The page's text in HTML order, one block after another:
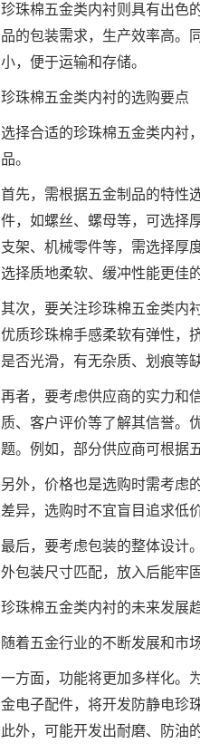
珍珠棉五金类内衬则具有出色
品的包装需求，生产效率高。
小，便于运输和存储。
珍珠棉五金类内衬的选购要点
选择合适的珍珠棉五金类内衬
品。
首先，需根据五金制品的特性
件，如螺丝、螺母等，可选择
支架、机械零件等，需选择厚
选择质地柔软、缓冲性能更佳
其次，要关注珍珠棉五金类内
优质珍珠棉手感柔软有弹性，
是否光滑，有无杂质、划痕等
再者，要考虑供应商的实力和
质、客户评价等了解其信誉。
题。例如，部分供应商可根据
另外，价格也是选购时需考虑
差异，选购时不宜盲目追求低
最后，要考虑包装的整体设计
外包装尺寸匹配，放入后能牢
珍珠棉五金类内衬的未来发展
随着五金行业的不断发展和市
一方面，功能将更加多样化。
金电子配件，将开发防静电珍
此外，可能开发出耐磨、防油